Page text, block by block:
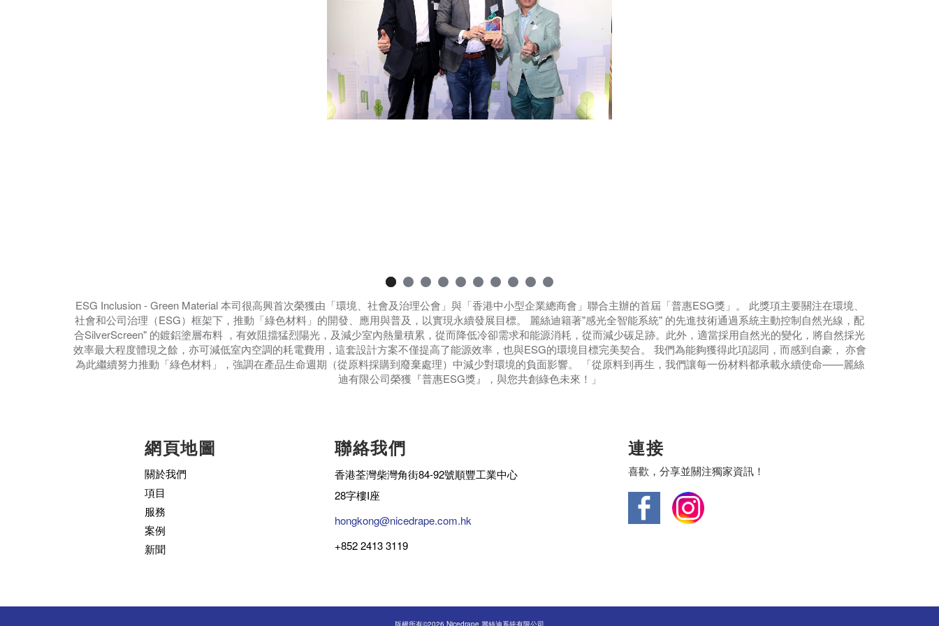
ESG Inclusion - Green Material 本司很高興首次榮獲由「環境、社會及治理公會」與「香港中小型企業總商會」聯合主辦的首屆「普惠ESG獎」。 此獎項主要關注在環境、
社會和公司治理（ESG）框架下，推動「綠色材料」的開發、應用與普及，以實現永續發展目標。 麗絲迪籍著"感光全智能系統" 的先進技術通過系統主動控制自然光線，配
合SilverScreen" 的鍍鋁塗層布料 ，有效阻擋猛烈陽光，及減少室內熱量積累，從而降低冷卻需求和能源消耗，從而減少碳足跡。此外，適當採用自然光的變化，將自然採光
效率最大程度體現之餘，亦可減低室內空調的耗電費用，這套設計方案不僅提高了能源效率，也與ESG的環境目標完美契合。 我們為能夠獲得此項認同，而感到自豪， 亦會
為此繼續努力推動「綠色材料」，強調在產品生命週期（從原料採購到廢棄處理）中減少對環境的負面影響。 「從原料到再生，我們讓每一份材料都承載永續使命——麗絲
迪有限公司榮獲『普惠ESG獎』，與您共創綠色未來！」
網頁地圖
關於我們
項目
服務
案例
新聞
聯絡我們
香港荃灣柴灣角街84-92號順豐工業中心
28字樓I座
hongkong@nicedrape.com.hk
+852 2413 3119
連接
喜歡，分享並關注獨家資訊！
版權所有©2026 Nicedrape 麗絲迪系統有限公司